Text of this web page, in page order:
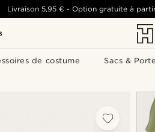
de costume Sacs &
Livraison 5,95 € -Option gratuite à